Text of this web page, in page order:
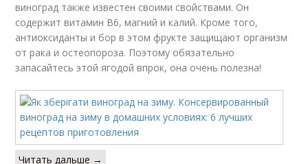
виноград также известен своими свойствами. Он
содержит витамин В6, магний и калий. Кроме того,
антиоксиданты и бор в этом фрукте защищают организм
от рака и остеопороза. Поэтому обязательно
запасайтесь этой ягодой впрок, она очень полезна!
Читать дальше →